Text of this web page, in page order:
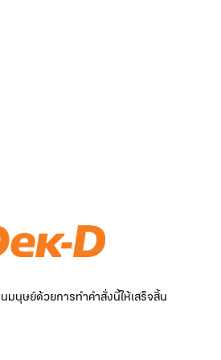
มนุษย์ด้วยการทำคำสั่งนี้ให้เสร็จสิ้น